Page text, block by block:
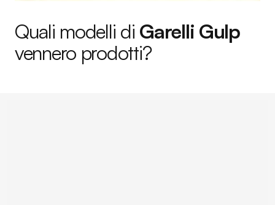
Quali modelli di Garelli Gulp
vennero prodotti?